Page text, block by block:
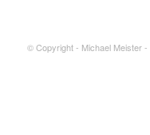
© Copyright - Michael Meister -